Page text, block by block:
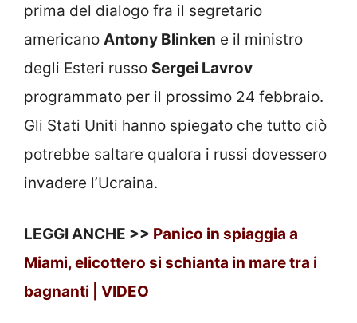
prima del dialogo fra il segretario
americano Antony Blinken e il ministro
degli Esteri russo Sergei Lavrov
programmato per il prossimo 24 febbraio.
Gli Stati Uniti hanno spiegato che tutto ciò
potrebbe saltare qualora i russi dovessero
invadere l’Ucraina.
LEGGI ANCHE >> Panico in spiaggia a
Miami, elicottero si schianta in mare tra i
bagnanti | VIDEO